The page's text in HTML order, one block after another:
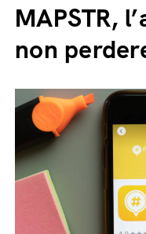
MAPSTR,
non